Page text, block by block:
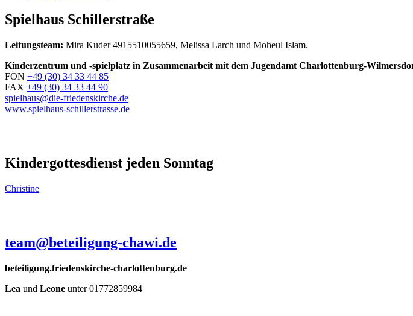
Spielhaus Schillerstraße
Leitungsteam: Mira Kuder 4915510055659, Melissa Larch und Moheul Islam.
Kinderzentrum und -spielplatz in Zusammenarbeit mit dem Jugendamt Charlottenburg-
FON +49 (30) 34 33 44 85
FAX +49 (30) 34 33 44 90
spielhaus@die-friedenskirche.de
www.spielhaus-schillerstrasse.de
Kindergottesdienst jeden Sonntag
Christine
team@beteiligung-chawi.de
beteiligung.friedenskirche-charlottenburg.de
Lea und Leone unter 01772859984